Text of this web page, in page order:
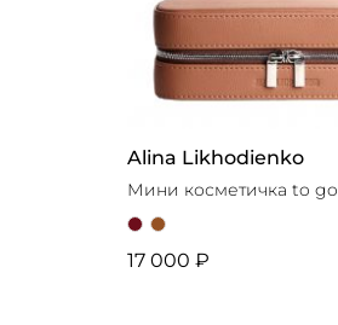
Alina Likhodienko
Мини косметичка to go
17 000 ₽